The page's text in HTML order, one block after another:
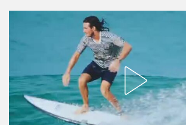
בין הסדינים
חיות מחמד
יוקר המחיה
גאווה